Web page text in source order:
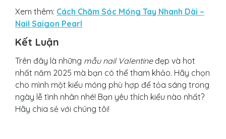
Xem thêm: Cách Chăm Sóc Móng Tay Nhanh Dài –
Nail Saigon Pearl
Kết Luận
Trên đây là những mẫu nail Valentineđẹp và hot
nhất năm 2025 mà bạn có thể tham khảo. Hãy chọn
cho mình một kiểu móng phù hợp để tỏa sáng trong
ngày lễ tình nhân nhé! Bạn yêu thích kiểu nào nhất?
Hãy chia sẻ với chúng tôi!